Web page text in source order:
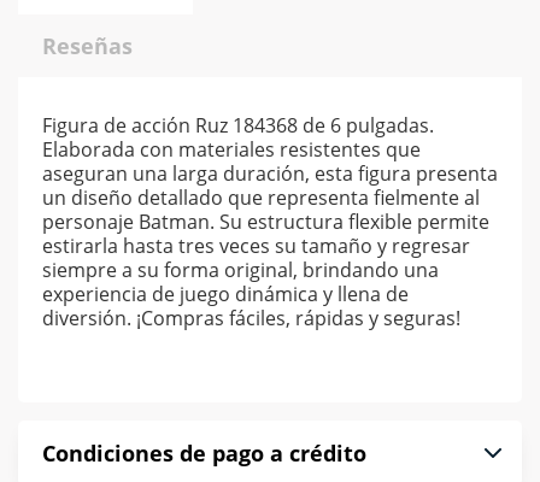
Reseñas
Figura de acción Ruz 184368 de 6 pulgadas.
Elaborada con materiales resistentes que
aseguran una larga duración, esta figura presenta
un diseño detallado que representa fielmente al
personaje Batman. Su estructura flexible permite
estirarla hasta tres veces su tamaño y regresar
siempre a su forma original, brindando una
experiencia de juego dinámica y llena de
diversión. ¡Compras fáciles, rápidas y seguras!
Condiciones de pago a crédito